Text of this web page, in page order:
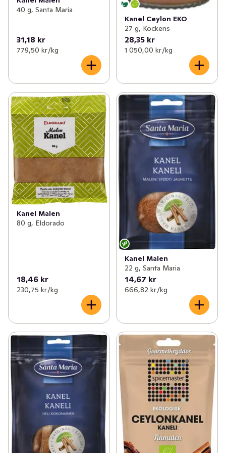
✓ Vitlökspulver
✓ Basilika (5)
✓ Peppar (40)
✓ Saffran (3)
✓ Dill (8)
✓ Timjan (8)
✓ Kanel (10)
40 g, Santa Maria
31,18 kr
779,50 kr /kg
Kanel Ceylon EKO
27 g, Kockens
28,35 kr
1 050,00 kr /kg
Kanel Malen
80 g, Eldorado
18,46 kr
230,75 kr /kg
Kanel Malen
22 g, Santa Maria
14,67 kr
666,82 kr /kg